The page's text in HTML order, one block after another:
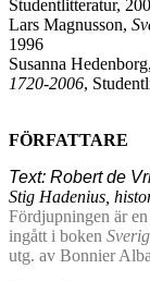
Studentlitteratur,
Lars Magnusson,
1996
Susanna
1720-2006,
FÖRFATTARE
Text: Robert de
Stig Hadenius,
Fördjupningen är
ingått i boken
utg. av Bonnier